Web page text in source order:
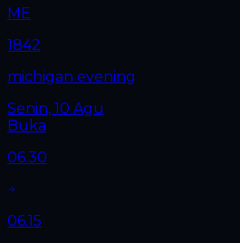
ME
1842
michigan evening
Senin, 10 Agu
Buka
06.30
06.15